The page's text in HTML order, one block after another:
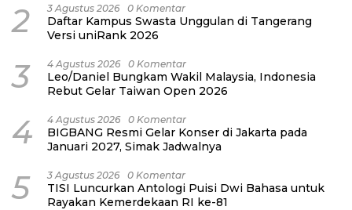
2 3 Agustus 2026 0 Komentar
Daftar Kampus Swasta Unggulan di Tangerang
Versi uniRank 2026
3 4 Agustus 2026 0 Komentar
Leo/Daniel Bungkam Wakil Malaysia, Indonesia
Rebut Gelar Taiwan Open 2026
4 4 Agustus 2026 0 Komentar
BIGBANG Resmi Gelar Konser di Jakarta pada
Januari 2027, Simak Jadwalnya
5 3 Agustus 2026 0 Komentar
TISI Luncurkan Antologi Puisi Dwi Bahasa untuk
Rayakan Kemerdekaan RI ke-81